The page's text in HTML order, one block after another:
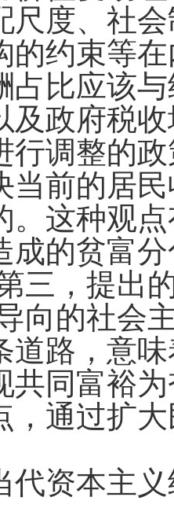
尺度、社
的约束等
占比应该
及政府税
行调整的
当前的居
。这种观
成的贫富
三，提出
向的社会
道路，意
共同富裕
，通过扩
资本主义